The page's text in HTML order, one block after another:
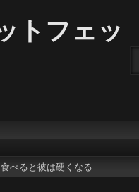
トフェッ
べると彼は硬くなる